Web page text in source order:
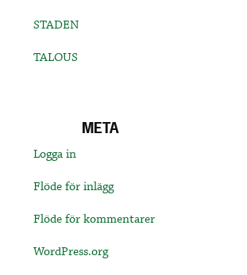
STADEN
TALOUS
META
Logga in
Flöde för inlägg
Flöde för kommentarer
WordPress.org